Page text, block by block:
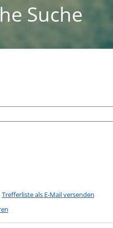
Suche
Trefferliste als E-Mail versenden